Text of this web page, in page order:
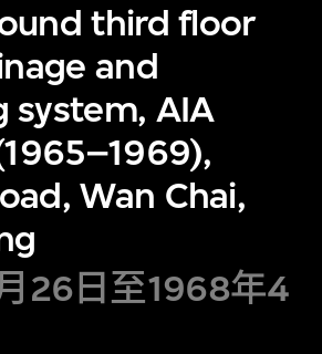
third floor
and
system, AIA
Wan Chai,
26日至1968年4